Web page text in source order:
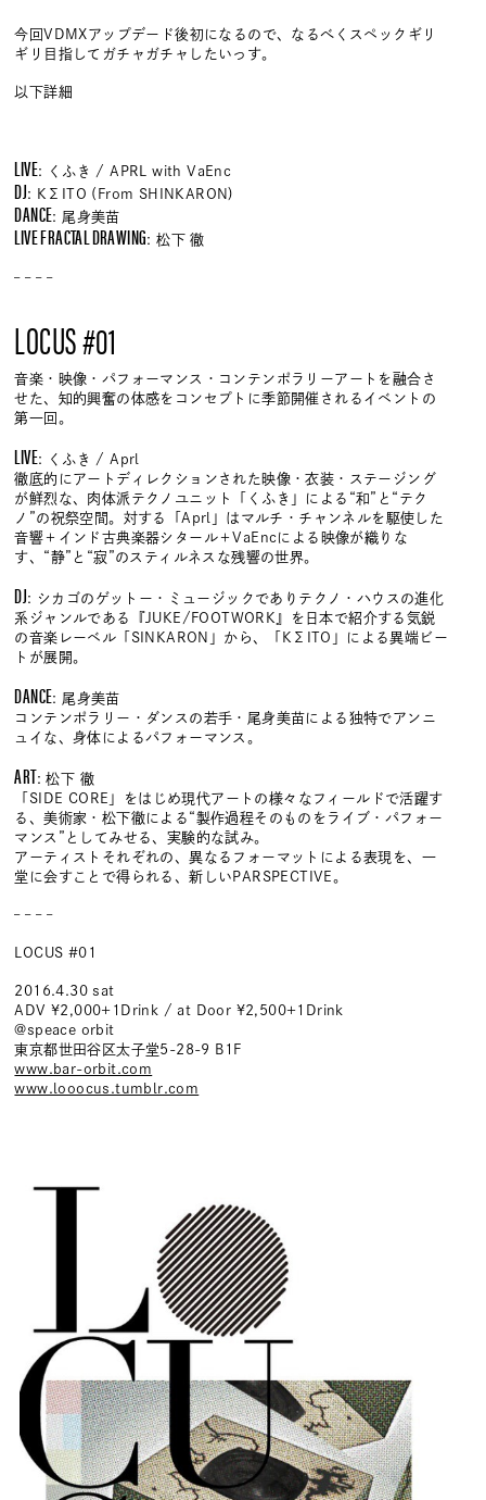
今回VDMXアップデード後初になるので、なるべくスペックギリ
ギリ目指してガチャガチャしたいっす。
以下詳細
LIVE: くふき / APRL with VaEnc
DJ: KΣITO (From SHINKARON)
DANCE: 尾身美苗
LIVE FRACTAL DRAWING: 松下 徹
– – – –
LOCUS #01
音楽・映像・パフォーマンス・コンテンポラリーアートを融合さ
せた、知的興奮の体感をコンセプトに季節開催されるイベントの
第一回。
LIVE: くふき / Aprl
徹底的にアートディレクションされた映像・衣装・ステージング
が鮮烈な、肉体派テクノユニット「くふき」による“和”と“テク
ノ”の祝祭空間。対する「Aprl」はマルチ・チャンネルを駆使した
音響＋インド古典楽器シタール＋VaEncによる映像が織りな
す、“静”と“寂”のスティルネスな残響の世界。
DJ: シカゴのゲットー・ミュージックでありテクノ・ハウスの進化
系ジャンルである『JUKE/FOOTWORK』を日本で紹介する気鋭
の音楽レーベル「SINKARON」から、「KΣITO」による異端ビー
トが展開。
DANCE: 尾身美苗
コンテンポラリー・ダンスの若手・尾身美苗による独特でアンニ
ュイな、身体によるパフォーマンス。
ART: 松下 徹
「SIDE CORE」をはじめ現代アートの様々なフィールドで活躍す
る、美術家・松下徹による“製作過程そのものをライブ・パフォー
マンス”としてみせる、実験的な試み。
アーティストそれぞれの、異なるフォーマットによる表現を、一
堂に会すことで得られる、新しいPARSPECTIVE。
– – – –
LOCUS #01
2016.4.30 sat
ADV ¥2,000+1Drink / at Door ¥2,500+1Drink
@speace orbit
東京都世田谷区太子堂5-28-9 B1F
www.bar-orbit.com
www.looocus.tumblr.com